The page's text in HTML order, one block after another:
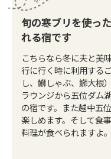
旬の寒ブリを使っ
れる宿です
こちらなら冬に夫と美
行に行く時に利用する
し、鰤しゃぶ、鰤大根
ラウンジから五位ダム
の宿です。また越中五
楽しめます。そして食
料理が食べられますよ。